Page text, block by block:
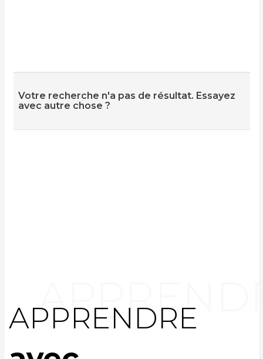
Votre recherche n'a pas de résultat. Essayez
avec autre chose ?
APPRENDRE